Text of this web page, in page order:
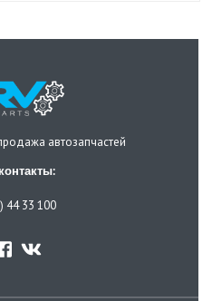
автозапчастей
44 33 100